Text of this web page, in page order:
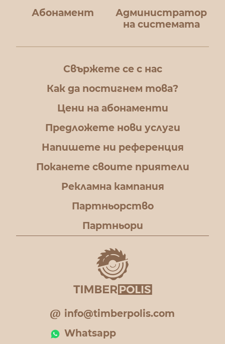
Абонамент
Администратор
на системата
Свържете се с нас
Как да постигнем това?
Цени на абонаменти
Предложете нови услуги
Напишете ни референция
Поканете своите приятели
Рекламна кампания
Партньорство
Партньори
info@timberpolis.com
Whatsapp